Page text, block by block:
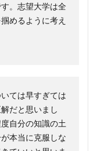
。志望大学は全
めるように考え
ては早すぎては
だと思いまし
自分の知識の土
本当に克服しな